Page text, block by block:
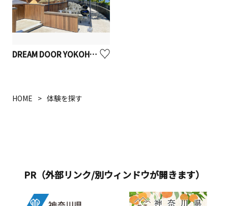
DREAM DOOR YOKOHAMA HAMMERHEAD
HOME 体験を探す
PR（外部リンク/別ウィンドウが開きます）